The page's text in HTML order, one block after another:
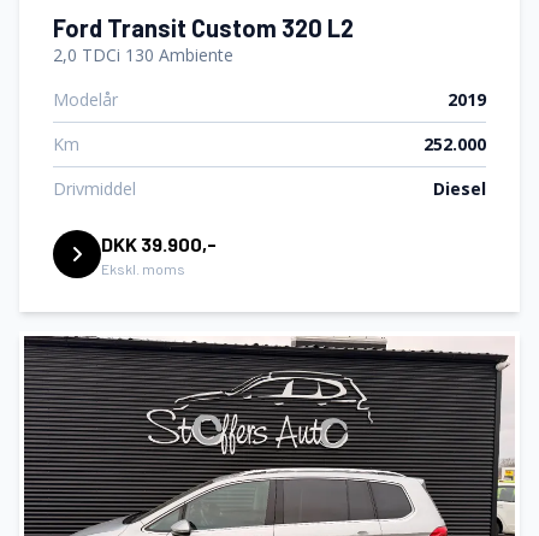
Ford Transit Custom 320 L2
2,0 TDCi 130 Ambiente
Modelår
2019
Km
252.000
Drivmiddel
Diesel
DKK 39.900,-
Ekskl. moms